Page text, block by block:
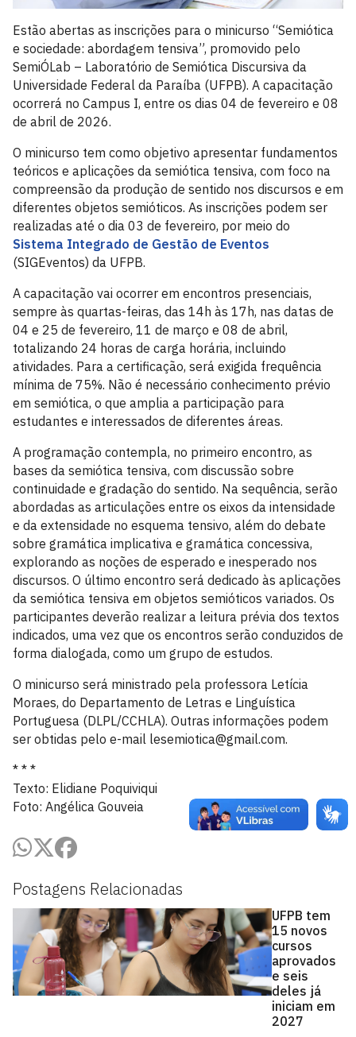
Postagens Relacionadas
UFPB tem
15 novos
cursos
aprovados
e seis
deles já
iniciam em
2027
Estão abertas as inscrições para o minicurso “Semiótica
e sociedade: abordagem tensiva”, promovido pelo
SemiÓLab – Laboratório de Semiótica Discursiva da
Universidade Federal da Paraíba (UFPB). A capacitação
ocorrerá no Campus I, entre os dias 04 de fevereiro e 08
de abril de 2026.
O minicurso tem como objetivo apresentar fundamentos
teóricos e aplicações da semiótica tensiva, com foco na
compreensão da produção de sentido nos discursos e em
diferentes objetos semióticos. As inscrições podem ser
realizadas até o dia 03 de fevereiro, por meio do
Sistema Integrado de Gestão de Eventos
(SIGEventos) da UFPB.
A capacitação vai ocorrer em encontros presenciais,
sempre às quartas-feiras, das 14h às 17h, nas datas de
04 e 25 de fevereiro, 11 de março e 08 de abril,
totalizando 24 horas de carga horária, incluindo
atividades. Para a certificação, será exigida frequência
mínima de 75%. Não é necessário conhecimento prévio
em semiótica, o que amplia a participação para
estudantes e interessados de diferentes áreas.
A programação contempla, no primeiro encontro, as
bases da semiótica tensiva, com discussão sobre
continuidade e gradação do sentido. Na sequência, serão
abordadas as articulações entre os eixos da intensidade
e da extensidade no esquema tensivo, além do debate
sobre gramática implicativa e gramática concessiva,
explorando as noções de esperado e inesperado nos
discursos. O último encontro será dedicado às aplicações
da semiótica tensiva em objetos semióticos variados. Os
participantes deverão realizar a leitura prévia dos textos
indicados, uma vez que os encontros serão conduzidos de
forma dialogada, como um grupo de estudos.
O minicurso será ministrado pela professora Letícia
Moraes, do Departamento de Letras e Linguística
Portuguesa (DLPL/CCHLA). Outras informações podem
ser obtidas pelo e-mail lesemiotica@gmail.com.
* * *
Texto: Elidiane Poquiviqui
Foto: Angélica Gouveia